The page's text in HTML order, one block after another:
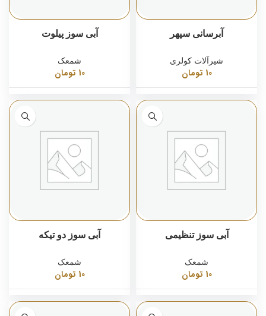
آبرسانی سپهر
شیرآلات کولری
10 تومان
آبی سوز پیلوت
شمعک
10 تومان
آبی سوز تنظیمی
شمعک
10 تومان
آبی سوز دو تیکه
شمعک
10 تومان